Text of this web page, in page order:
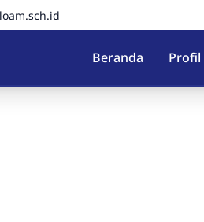
Beranda Profil